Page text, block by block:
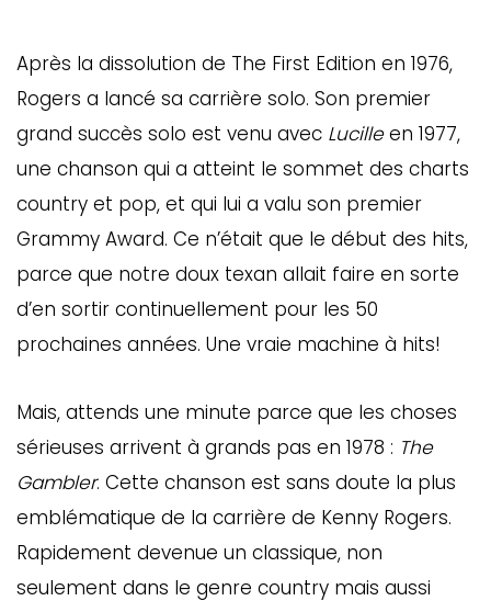
Après la dissolution de The First Edition en 1976,
Rogers a lancé sa carrière solo. Son premier
grand succès solo est venu avec Lucilleen 1977,
une chanson qui a atteint le sommet des charts
country et pop, et qui lui a valu son premier
Grammy Award. Ce n’était que le début des hits,
parce que notre doux texan allait faire en sorte
d’en sortir continuellement pour les 50
prochaines années. Une vraie machine à hits!
Mais, attends une minute parce que les choses
sérieuses arrivent à grands pas en 1978 : The
Gambler. Cette chanson est sans doute la plus
emblématique de la carrière de Kenny Rogers.
Rapidement devenue un classique, non
seulement dans le genre country mais aussi